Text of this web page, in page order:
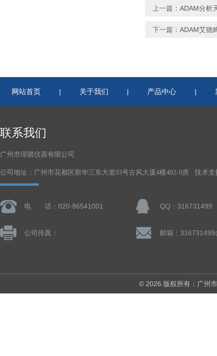
上一篇： ADAM分析
下一篇： ADAM艾德
网站首页 | 关于我们 | 产品中心 |
联系我们
广州市璟骐仪器有限公司
公司地址：广州市花都区新华三东大道93号古风大厦4楼402-9房 技术支
电 话：020-86541001 QQ：316731499
公司传真： 邮箱：
© 2026 版权所有：广州